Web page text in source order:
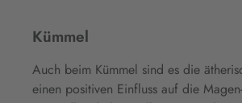
Kümmel
Auch beim Kümmel sind es die
einen positiven Einfluss auf die